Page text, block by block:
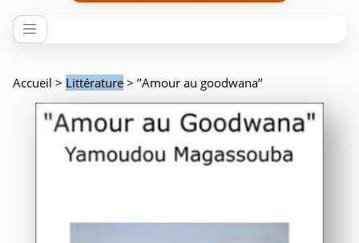
Accueil > Littérature > ’’Amour au goodwana’’